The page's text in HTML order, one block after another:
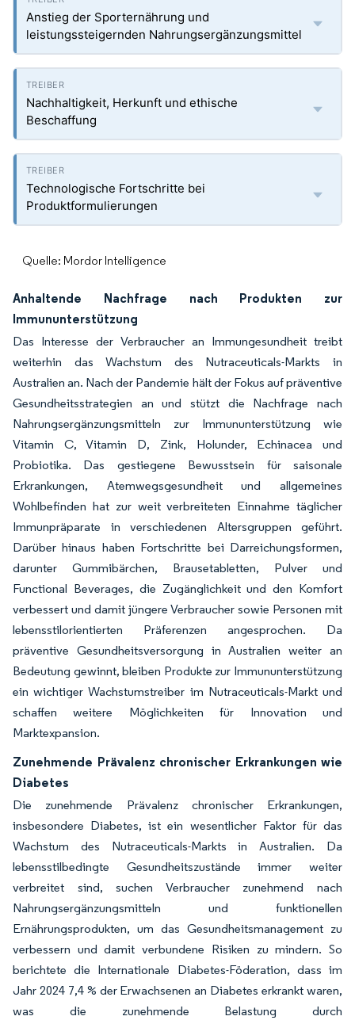
Anstieg der Sporternährung und
leistungssteigernden Nahrungsergänzungsmittel
Nachhaltigkeit, Herkunft und ethische
Beschaffung
Technologische Fortschritte bei
Produktformulierungen
Quelle: Mordor Intelligence
Anhaltende Nachfrage nach Produkten zur
Immununterstützung
Das Interesse der Verbraucher an Immungesundheit treibt
weiterhin das Wachstum des Nutraceuticals-Markts in
Australien an. Nach der Pandemie hält der Fokus auf präventive
Gesundheitsstrategien an und stützt die Nachfrage nach
Nahrungsergänzungsmitteln zur Immununterstützung wie
Vitamin C, Vitamin D, Zink, Holunder, Echinacea und
Probiotika. Das gestiegene Bewusstsein für saisonale
Erkrankungen, Atemwegsgesundheit und allgemeines
Wohlbefinden hat zur weit verbreiteten Einnahme täglicher
Immunpräparate in verschiedenen Altersgruppen geführt.
Darüber hinaus haben Fortschritte bei Darreichungsformen,
darunter Gummibärchen, Brausetabletten, Pulver und
Functional Beverages, die Zugänglichkeit und den Komfort
verbessert und damit jüngere Verbraucher sowie Personen mit
lebensstilorientierten Präferenzen angesprochen. Da
präventive Gesundheitsversorgung in Australien weiter an
Bedeutung gewinnt, bleiben Produkte zur Immununterstützung
ein wichtiger Wachstumstreiber im Nutraceuticals-Markt und
schaffen weitere Möglichkeiten für Innovation und
Marktexpansion.
Zunehmende Prävalenz chronischer Erkrankungen wie
Diabetes
Die zunehmende Prävalenz chronischer Erkrankungen,
insbesondere Diabetes, ist ein wesentlicher Faktor für das
Wachstum des Nutraceuticals-Markts in Australien. Da
lebensstilbedingte Gesundheitszustände immer weiter
verbreitet sind, suchen Verbraucher zunehmend nach
Nahrungsergänzungsmitteln und funktionellen
Ernährungsprodukten, um das Gesundheitsmanagement zu
verbessern und damit verbundene Risiken zu mindern. So
berichtete die Internationale Diabetes-Föderation, dass im
Jahr 2024 7,4 % der Erwachsenen an Diabetes erkrankt waren,
was die zunehmende Belastung durch